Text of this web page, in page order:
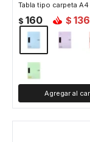
$ 160 $ 136